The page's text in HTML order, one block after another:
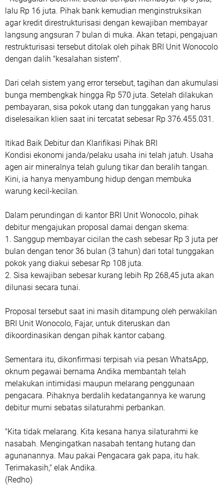
lalu Rp 16 juta. Pihak bank kemudian menginstruksikan
agar kredit direstrukturisasi dengan kewajiban membayar
langsung angsuran 7 bulan di muka. Akan tetapi, pengajuan
restrukturisasi tersebut ditolak oleh pihak BRI Unit Wonocolo
dengan dalih "kesalahan sistem".
Dari celah sistem yang error tersebut, tagihan dan akumulasi
bunga membengkak hingga Rp 570 juta. Setelah dilakukan
pembayaran, sisa pokok utang dan tunggakan yang harus
diselesaikan klien saat ini tercatat sebesar Rp 376.455.031.
Itikad Baik Debitur dan Klarifikasi Pihak BRI
Kondisi ekonomi janda/pelaku usaha ini telah jatuh. Usaha
agen air mineralnya telah gulung tikar dan beralih tangan.
Kini, ia hanya menyambung hidup dengan membuka
warung kecil-kecilan.
Dalam perundingan di kantor BRI Unit Wonocolo, pihak
debitur mengajukan proposal damai dengan skema:
1. Sanggup membayar cicilan the cash sebesar Rp 3 juta per
bulan dengan tenor 36 bulan (3 tahun) dari total tunggakan
pokok yang diakui sebesar Rp 108 juta.
2. Sisa kewajiban sebesar kurang lebih Rp 268,45 juta akan
dilunasi secara tunai.
Proposal tersebut saat ini masih ditampung oleh perwakilan
BRI Unit Wonocolo, Fajar, untuk diteruskan dan
dikoordinasikan dengan pihak kantor cabang.
Sementara itu, dikonfirmasi terpisah via pesan WhatsApp,
oknum pegawai bernama Andika membantah telah
melakukan intimidasi maupun melarang penggunaan
pengacara. Pihaknya berdalih kedatangannya ke warung
debitur murni sebatas silaturahmi perbankan.
"Kita tidak melarang. Kita kesana hanya silaturahmi ke
nasabah. Mengingatkan nasabah tentang hutang dan
agunanannya. Mau pakai Pengacara gak papa, itu hak.
Terimakasih," elak Andika.
(Redho)